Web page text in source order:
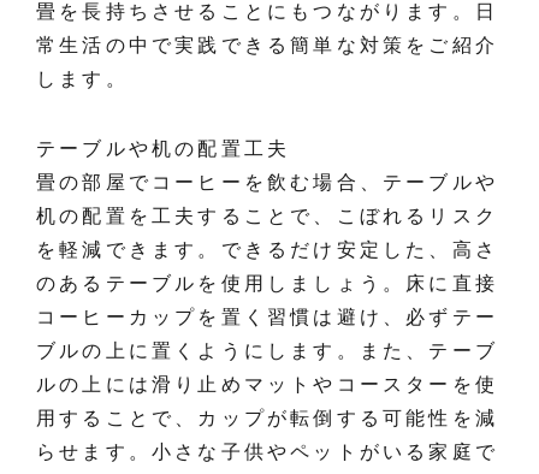
畳を長持ちさせることにもつながります。日
常生活の中で実践できる簡単な対策をご紹介
します。
テーブルや机の配置工夫
畳の部屋でコーヒーを飲む場合、テーブルや
机の配置を工夫することで、こぼれるリスク
を軽減できます。できるだけ安定した、高さ
のあるテーブルを使用しましょう。床に直接
コーヒーカップを置く習慣は避け、必ずテー
ブルの上に置くようにします。また、テーブ
ルの上には滑り止めマットやコースターを使
用することで、カップが転倒する可能性を減
らせます。小さな子供やペットがいる家庭で